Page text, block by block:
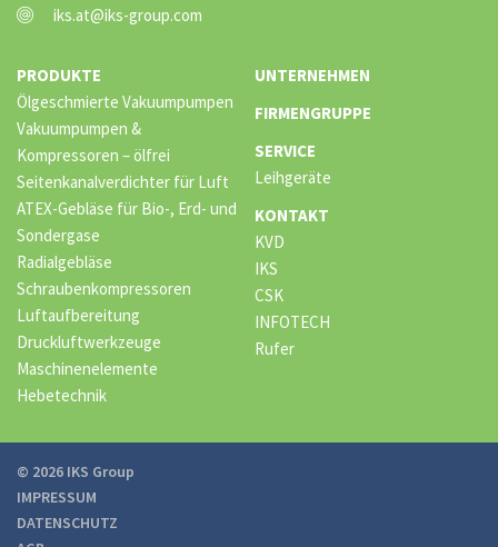
iks.at@iks-group.com
PRODUKTE
Ölgeschmierte Vakuumpumpen
Vakuumpumpen &
Kompressoren – ölfrei
Seitenkanalverdichter für Luft
ATEX-Gebläse für Bio-, Erd- und
Sondergase
Radialgebläse
Schraubenkompressoren
Luftaufbereitung
Druckluftwerkzeuge
Maschinenelemente
Hebetechnik
UNTERNEHMEN
FIRMENGRUPPE
SERVICE
Leihgeräte
KONTAKT
KVD
IKS
CSK
INFOTECH
Rufer
© 2026 IKS Group
IMPRESSUM
DATENSCHUTZ